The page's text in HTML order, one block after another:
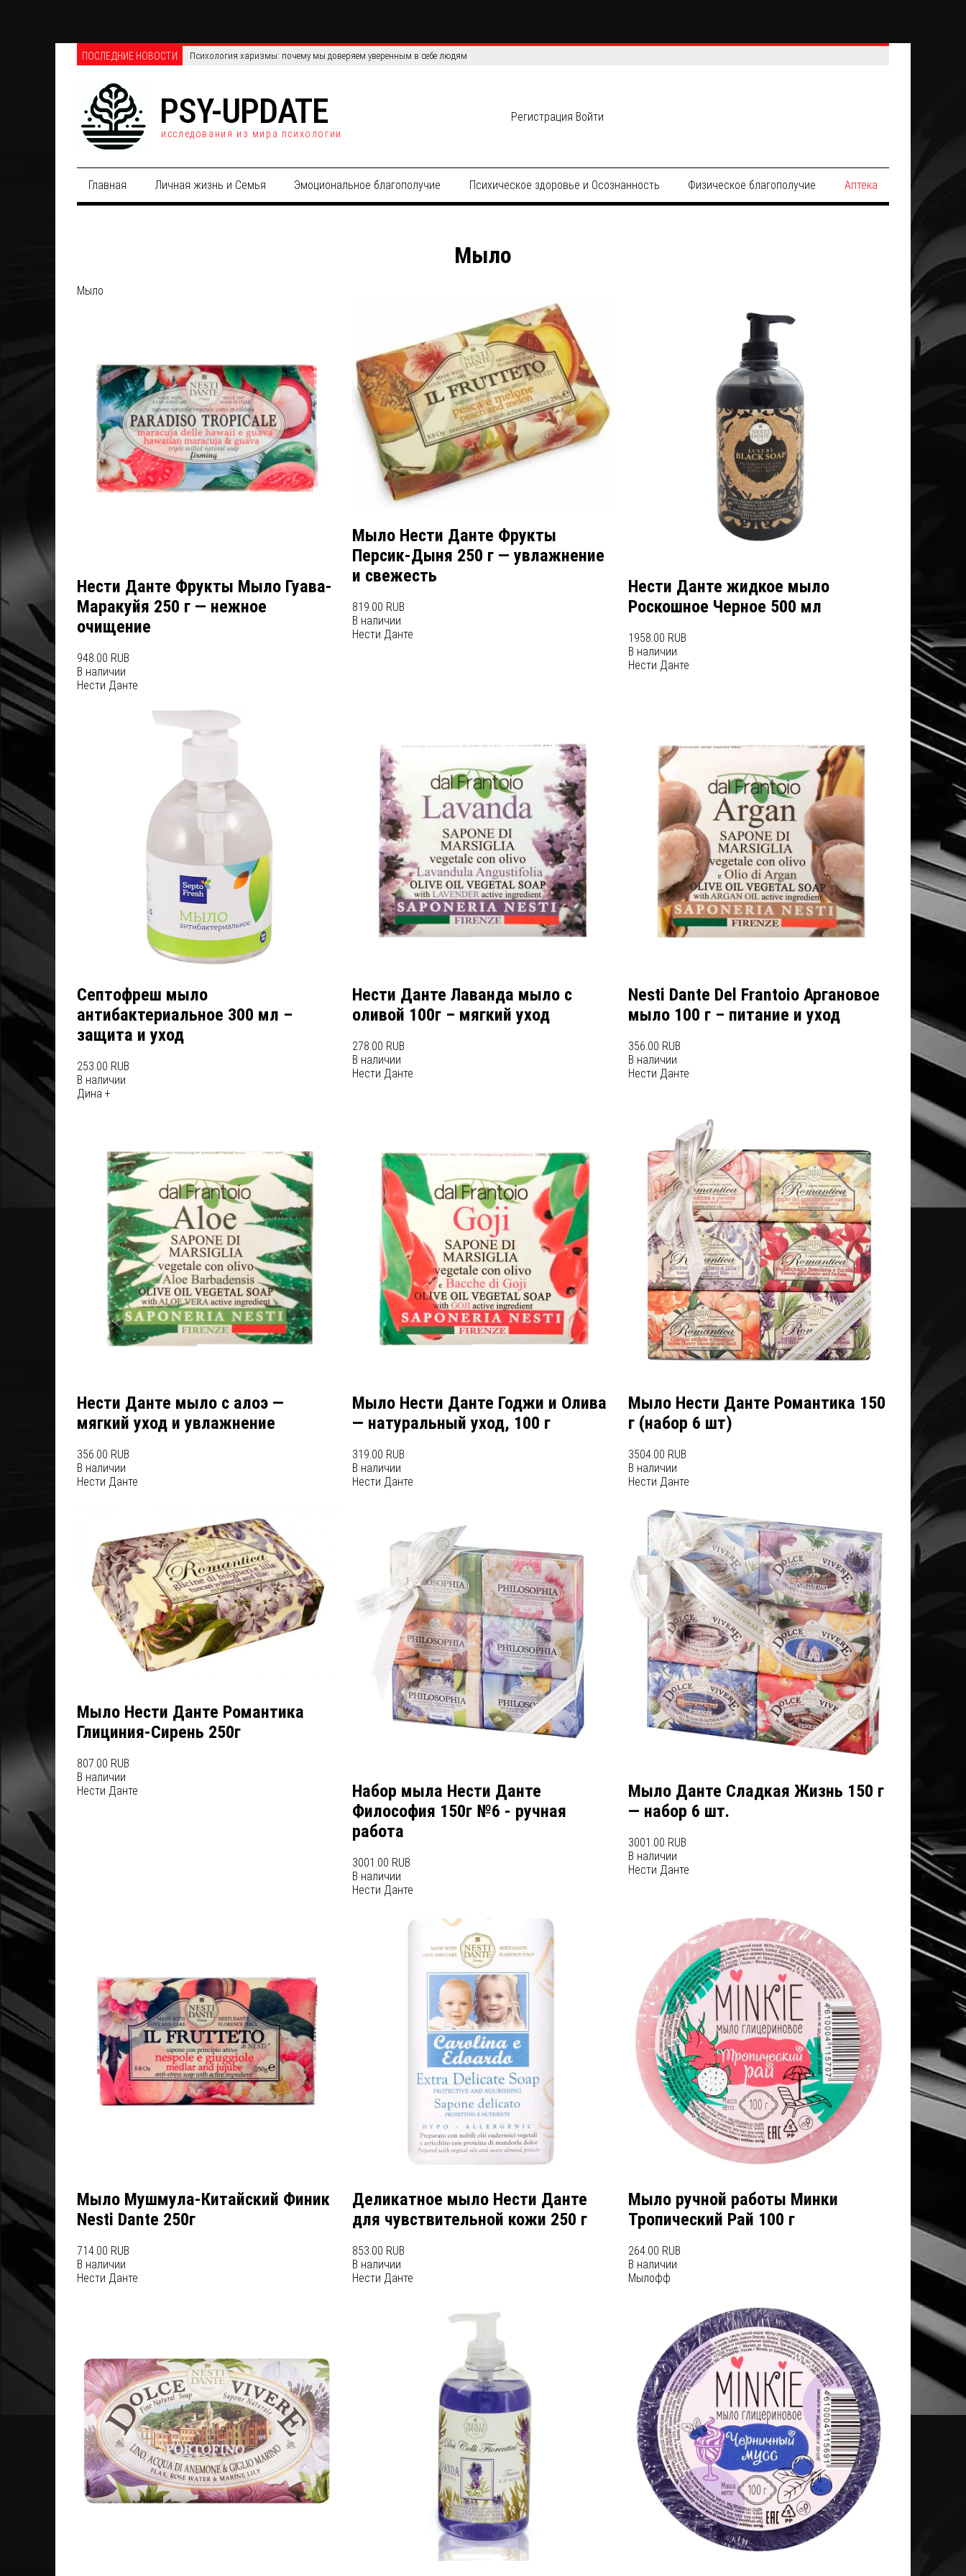
ПОСЛЕДНИЕ НОВОСТИ Телефонные против онлайн-опросов: сравнение эффективности и точности данных
PSY-UPDATE
исследования из мира психологии
Регистрация Войти
Главная Личная жизнь и Семья Эмоциональное благополучие Психическое здоровье и Осознанность Физическое благополучие Аптека
Мыло
Мыло
Нести Данте Фрукты Мыло Гуава-
Маракуйя 250 г — нежное
очищение
948.00 RUB
В наличии
Нести Данте
Мыло Нести Данте Фрукты
Персик-Дыня 250 г — увлажнение
и свежесть
819.00 RUB
В наличии
Нести Данте
Нести Данте жидкое мыло
Роскошное Черное 500 мл
1958.00 RUB
В наличии
Нести Данте
Септофреш мыло
антибактериальное 300 мл –
защита и уход
253.00 RUB
В наличии
Дина +
Нести Данте Лаванда мыло с
оливой 100г – мягкий уход
278.00 RUB
В наличии
Нести Данте
Nesti Dante Del Frantoio Аргановое
мыло 100 г – питание и уход
356.00 RUB
В наличии
Нести Данте
Нести Данте мыло с алоэ —
мягкий уход и увлажнение
356.00 RUB
В наличии
Нести Данте
Мыло Нести Данте Годжи и Олива
— натуральный уход, 100 г
319.00 RUB
В наличии
Нести Данте
Мыло Нести Данте Романтика 150
г (набор 6 шт)
3504.00 RUB
В наличии
Нести Данте
Мыло Нести Данте Романтика
Глициния-Сирень 250г
807.00 RUB
В наличии
Нести Данте
Набор мыла Нести Данте
Философия 150г №6 - ручная
работа
3001.00 RUB
В наличии
Нести Данте
Мыло Данте Сладкая Жизнь 150 г
— набор 6 шт.
3001.00 RUB
В наличии
Нести Данте
Мыло Мушмула-Китайский Финик
Nesti Dante 250г
714.00 RUB
В наличии
Нести Данте
Деликатное мыло Нести Данте
для чувствительной кожи 250 г
853.00 RUB
В наличии
Нести Данте
Мыло ручной работы Минки
Тропический Рай 100 г
264.00 RUB
В наличии
Мылофф